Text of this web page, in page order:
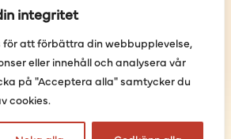
integritet
för att förbättra din webbupplevelse,
eller innehåll och analysera vår
på "Acceptera alla" samtycker du
cookies.